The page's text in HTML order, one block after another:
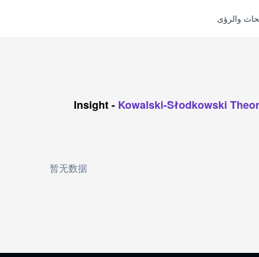
والرؤى
Insight- Kowalski-Słodkowski
暂无数据